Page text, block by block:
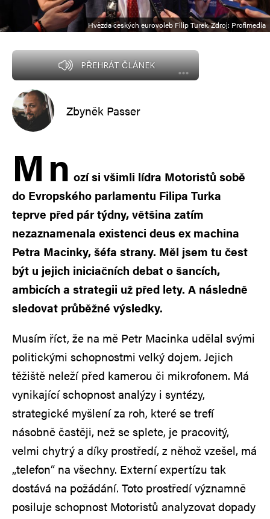
Hvězda českých eurovoleb Filip Turek. Zdroj: Profimedia
PŘEHRÁT ČLÁNEK
Zbyněk Passer
Mn ozí si všimli lídra Motoristů sobě
do Evropského parlamentu Filipa Turka
teprve před pár týdny, většina zatím
nezaznamenala existenci deus ex machina
Petra Macinky, šéfa strany. Měl jsem tu čest
být u jejich iniciačních debat o šancích,
ambicích a strategii už před lety. A následně
sledovat průběžné výsledky.
Musím říct, že na mě Petr Macinka udělal svými
politickými schopnostmi velký dojem. Jejich
těžiště neleží před kamerou či mikrofonem. Má
vynikající schopnost analýzy i syntézy,
strategické myšlení za roh, které se trefí
násobně častěji, než se splete, je pracovitý,
velmi chytrý a díky prostředí, z něhož vzešel, má
„telefon“ na všechny. Externí expertízu tak
dostává na požádání. Toto prostředí významně
posiluje schopnost Motoristů analyzovat dopady